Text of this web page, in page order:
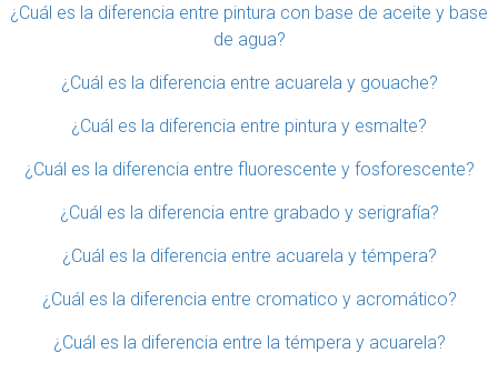
¿Cuál es la diferencia entre pintura con base de aceite y base
de agua?
¿Cuál es la diferencia entre acuarela y gouache?
¿Cuál es la diferencia entre pintura y esmalte?
¿Cuál es la diferencia entre fluorescente y fosforescente?
¿Cuál es la diferencia entre grabado y serigrafía?
¿Cuál es la diferencia entre acuarela y témpera?
¿Cuál es la diferencia entre cromatico y acromático?
¿Cuál es la diferencia entre la témpera y acuarela?